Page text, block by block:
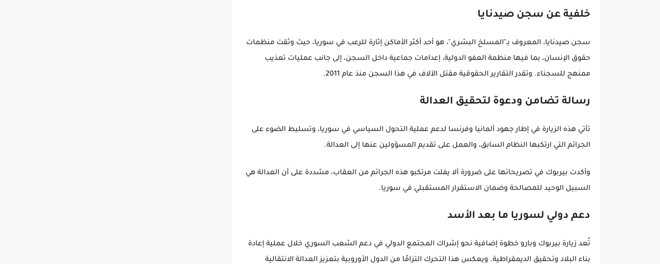
خلفية عن سجن صيدنايا
سجن صيدنايا، المعروف بـ"المسلخ البشري"، هو أحد أكثر الأماكن إثارة للرعب في سوريا، حيث وثقت منظمات
حقوق الإنسان، بما فيها منظمة العفو الدولية، إعدامات جماعية داخل السجن، إلى جانب عمليات تعذيب
ممنهج للسجناء. وتقدر التقارير الحقوقية مقتل الآلاف في هذا السجن منذ عام 2011.
رسالة تضامن ودعوة لتحقيق العدالة
تأتي هذه الزيارة في إطار جهود ألمانيا وفرنسا لدعم عملية التحول السياسي في سوريا، وتسليط الضوء على
الجرائم التي ارتكبها النظام السابق، والعمل على تقديم المسؤولين عنها إلى العدالة.
وأكدت بيربوك في تصريحاتها على ضرورة ألا يفلت مرتكبو هذه الجرائم من العقاب، مشددة على أن العدالة هي
السبيل الوحيد للمصالحة وضمان الاستقرار المستقبلي في سوريا.
دعم دولي لسوريا ما بعد الأسد
تُعد زيارة بيربوك وبارو خطوة إضافية نحو إشراك المجتمع الدولي في دعم الشعب السوري خلال عملية إعادة
بناء البلاد وتحقيق الديمقراطية. ويعكس هذا التحرك التزامًا من الدول الأوروبية بتعزيز العدالة الانتقالية